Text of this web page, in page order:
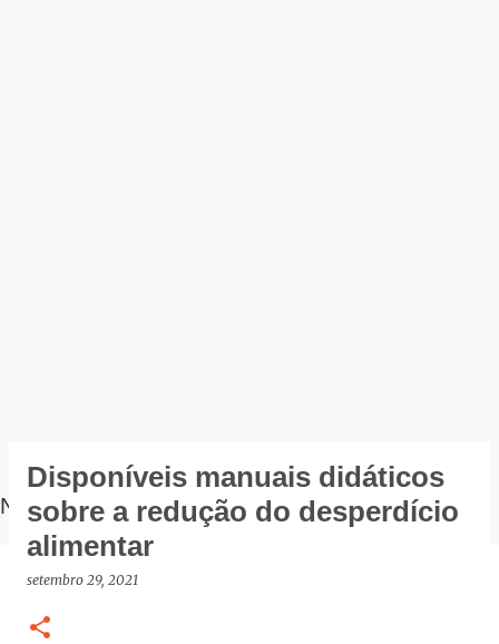
NOTÍCIAS
Disponíveis manuais didáticos
sobre a redução do desperdício
alimentar
setembro 29, 2021